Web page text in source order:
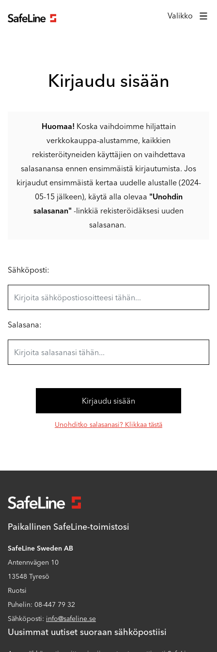
Valikko
Kirjaudu sisään
Huomaa! Koska vaihdoimme hiljattain
verkkokauppa-alustamme, kaikkien
rekisteröityneiden käyttäjien on vaihdettava
salasanansa ennen ensimmäistä kirjautumista. Jos
kirjaudut ensimmäistä kertaa uudelle alustalle (2024-
05-15 jälkeen), käytä alla olevaa "Unohdin
salasanan" -linkkiä rekisteröidäksesi uuden
salasanan.
Kirjautumislomake
Sähköposti:
Salasana:
Unohditko salasanasi? Klikkaa tästä
Paikallinen SafeLine-toimistosi
SafeLine Sweden AB
Antennvägen 10
13548 Tyresö
Ruotsi
Puhelin: 08-447 79 32
Sähköposti: info@safeline.se
Uusimmat uutiset suoraan sähköpostiisi